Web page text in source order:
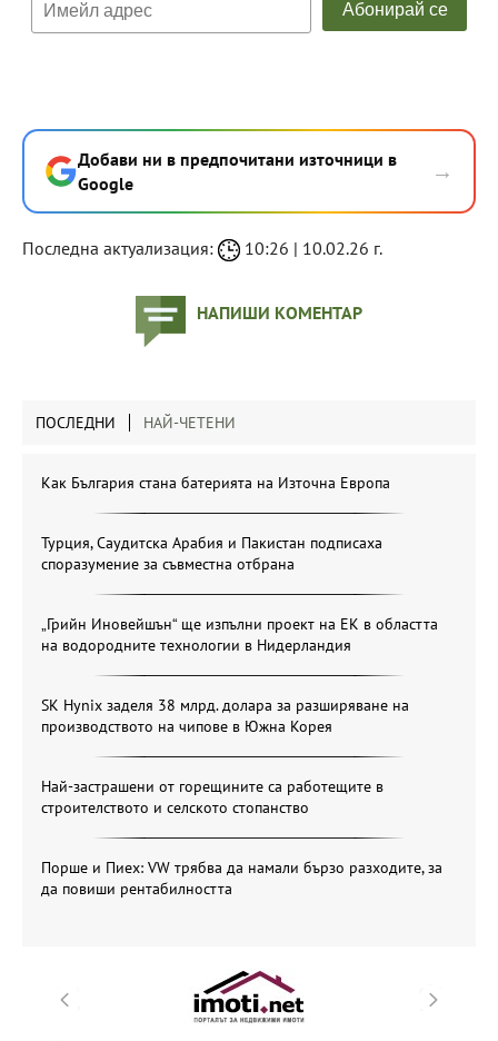
Добави ни в предпочитани източници в
Google
→
Последна актуализация: 10:26 | 10.02.26 г.
НАПИШИ КОМЕНТАР
ПОСЛЕДНИ НАЙ-ЧЕТЕНИ
Как България стана батерията на Източна Европа
Турция, Саудитска Арабия и Пакистан подписаха
споразумение за съвместна отбрана
„Грийн Иновейшън“ ще изпълни проект на ЕК в областта
на водородните технологии в Нидерландия
SK Hynix заделя 38 млрд. долара за разширяване на
производството на чипове в Южна Корея
Най-застрашени от горещините са работещите в
строителството и селското стопанство
Порше и Пиех: VW трябва да намали бързо разходите, за
да повиши рентабилността